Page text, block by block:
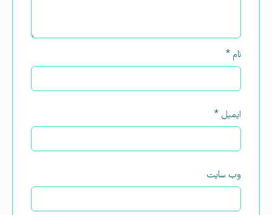
نام *
ایمیل *
وب‌ سایت